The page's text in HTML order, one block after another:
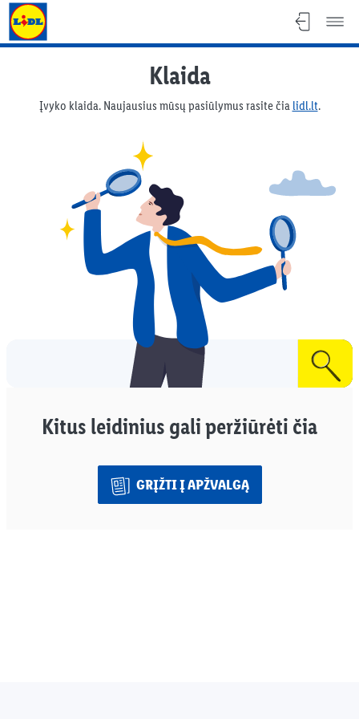
Lidl Lietuva - lidl.lt
Klaida
Įvyko klaida. Naujausius mūsų pasiūlymus rasite čia lidl.lt.
Kitus leidinius gali peržiūrėti čia
GRĮŽTI Į APŽVALGĄ